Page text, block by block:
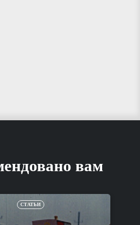
вам
СТАТЬИ